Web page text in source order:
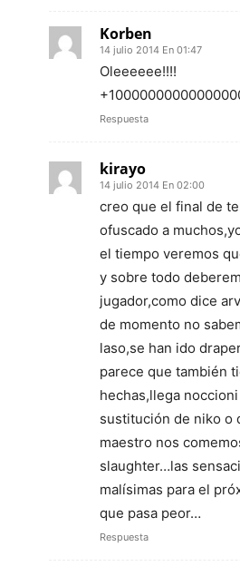
Korben
14 julio 2014 En 01:47
Oleeeeee!!!!
Respuesta
kirayo
14 julio 2014 En 02:00
creo que el final de
ofuscado a
el tiempo veremos
y sobre todo
jugador,como dice
de momento no
laso,se han ido
parece que también
hechas,llega
sustitución de niko o
maestro nos
slaughter…las
malísimas para el
que pasa peor…
Respuesta